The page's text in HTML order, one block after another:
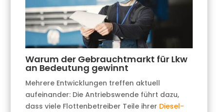
Warum der Gebrauchtmarkt für Lkw
an Bedeutung gewinnt
Mehrere Entwicklungen treffen aktuell
aufeinander: Die Antriebswende führt dazu,
dass viele Flottenbetreiber Teile ihrer Diesel-